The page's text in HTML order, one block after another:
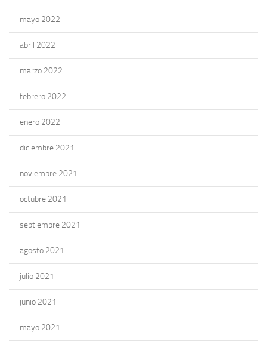
mayo 2022
abril 2022
marzo 2022
febrero 2022
enero 2022
diciembre 2021
noviembre 2021
octubre 2021
septiembre 2021
agosto 2021
julio 2021
junio 2021
mayo 2021